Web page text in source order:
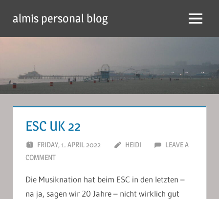
content
almis personal blog Menu
ESC UK 22
FRIDAY, 1. APRIL 2022 HEIDI
LEAVE A
COMMENT
Die Musiknation hat beim ESC in den letzten –
na ja, sagen wir 20 Jahre – nicht wirklich gut